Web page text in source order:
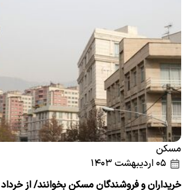
مسکن
خریداران و فروشندگان مسکن بخوانند/ از